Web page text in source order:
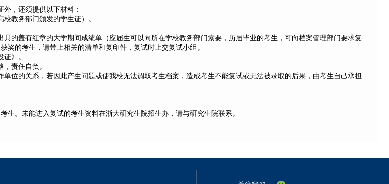
，还须提供以下材料：
教务部门颁发的学生证）。
具的盖有红章的大学期间成绩单（应届生可以向所在学校教务部门索要，历届毕业的考生，可向档案管理部门要求复
奖的考生，请带上相关的清单和复印件，复试时上交复试小组。
》。
责任自负。
位的关系，若因此产生问题或使我校无法调取考生档案，造成考生不能复试或无法被录取的后果，由考生自己承担
生。未能进入复试的考生资料在浙大研究生院招生办，请与研究生院联系。